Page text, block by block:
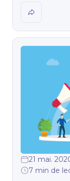
21 mai.
7 min de